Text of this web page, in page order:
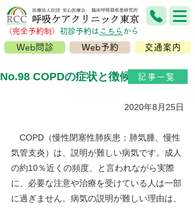
（完全予約制） ​初診予約は こちら から
Web問診 Web予約 交通案内
No.98 COPDの症状と徴候
2020年8月25日
COPD（慢性閉塞性肺疾患；肺気腫、慢性
気管支炎）は、説明が難しい病気です。成人
の約10％近くの頻度、と言われながら実際
に、必要な注意や治療を受けている人は一部
に過ぎません。病気の説明が難しい理由は、
記事一覧